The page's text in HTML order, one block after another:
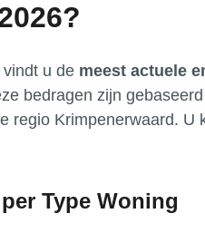
u de meest actuele
bedragen zijn
regio Krimpenerwaard. U
Type Woning